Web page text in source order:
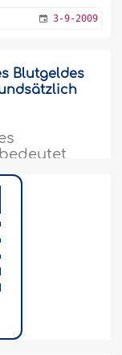
3-9-2009
Blutgeldes
einer
Zehntel
Alter..